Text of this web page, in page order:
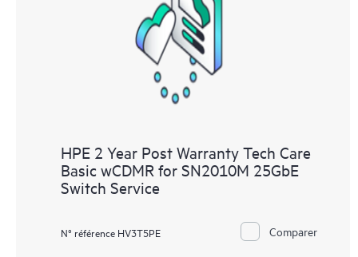
HPE 2 Year Post Warranty Tech Care
Basic wCDMR for SN2010M 25GbE
Switch Service
N° référence HV3T5PE Comparer